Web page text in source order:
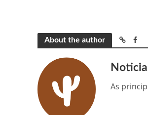
About the author
As